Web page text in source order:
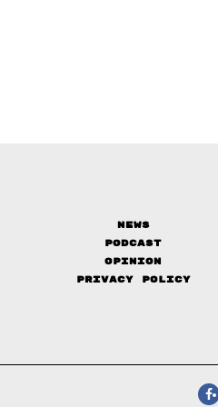
News
Podcast
Opinion
Privacy Policy